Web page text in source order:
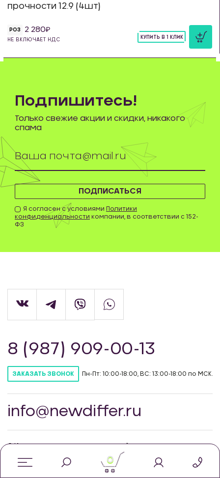
прочности 12.9 (4шт)
РОЗ 2 280
НЕ ВКЛЮЧАЕТ НДС
КУПИТЬ В 1 КЛИК
ПОДПИСАТЬСЯ
Я согласен с условиями Политики
конфиденциальности компании, в соответствии с 152-
ФЗ
Подпишитесь!
Только свежие акции и скидки, никакого
спама
8 (987) 909-00-13
ЗАКАЗАТЬ ЗВОНОК Пн-Пт: 10:00-18:00, ВС: 13:00-18:00 по МСК.
info@newdiffer.ru
© Интернет-магазин автозапчастей для
Политика конфиденцильности
Соглашение об использовании cookie-файлов
Публичная оферта
0